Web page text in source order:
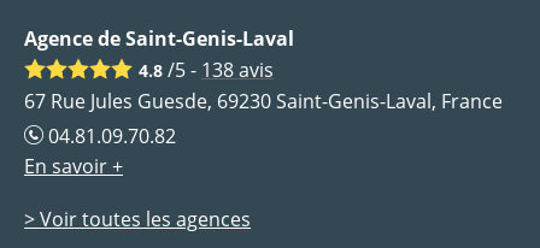
Agence de Saint-Genis-Laval
4.8 /5 - 138avis
67 Rue Jules Guesde, 69230 Saint-Genis-Laval, France
04.81.09.70.82
En savoir +
> Voir toutes les agences